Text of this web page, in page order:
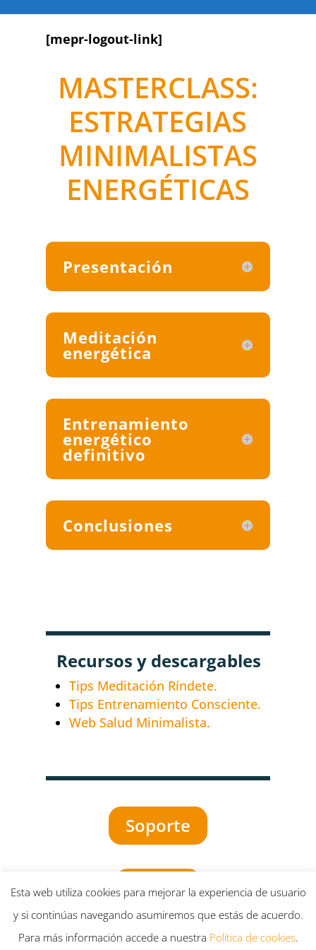
[mepr-logout-link]
MASTERCLASS:
ESTRATEGIAS
MINIMALISTAS
ENERGÉTICAS
Presentación
Meditación
energética
Entrenamiento
energético
definitivo
Conclusiones
Recursos y descargables
Tips Meditación Ríndete.
Tips Entrenamiento Consciente.
Web Salud Minimalista.
Soporte
INICIO
Esta web utiliza cookies para mejorar la experiencia de usuario
y si continúas navegando asumiremos que estás de acuerdo.
Para más información accede a nuestra Política de cookies.